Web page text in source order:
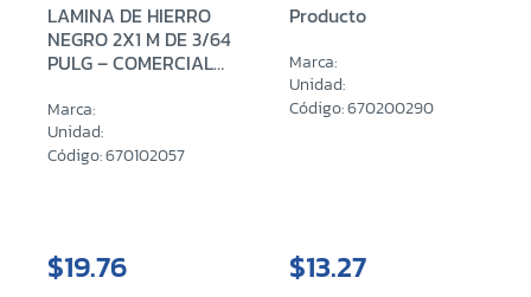
LAMINA DE HIERRO
NEGRO 2X1 M DE 3/64
PULG – COMERCIAL
Marca:
Unidad:
Código: 670102057
$19.76
Producto
Marca:
Unidad:
Código: 670200290
$13.27